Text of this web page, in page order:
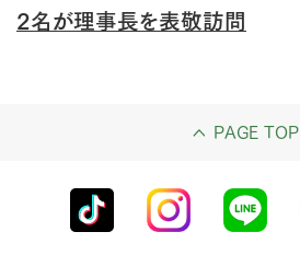
2名が理事長を表敬訪問
PAGE TOP